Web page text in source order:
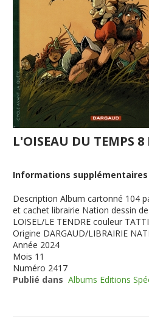
L'OISEAU DU TEMPS
Informations supplémentaires
Description Album cartonné 104
et cachet librairie Nation dessin
LOISEL/LE TENDRE couleur TATTI
Origine DARGAUD/LIBRAIRIE
Année 2024
Mois 11
Numéro 2417
Publié dans Albums Editions